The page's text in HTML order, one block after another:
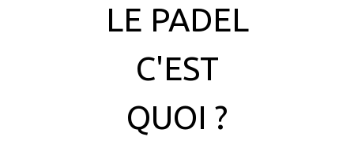
LE PADEL
C'EST
QUOI ?